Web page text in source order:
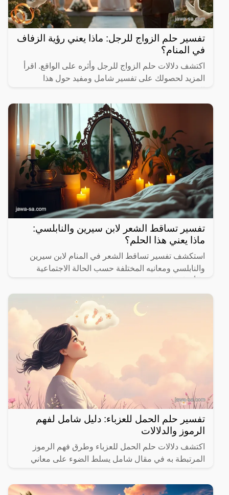
تفسير حلم الزواج للرجل: ماذا يعني رؤية الزفاف
في المنام؟
اكتشف دلالات حلم الزواج للرجل وأثره على الواقع. اقرأ
المزيد لحصولك على تفسير شامل ومفيد حول هذا
تفسير تساقط الشعر لابن سيرين والنابلسي:
ماذا يعني هذا الحلم؟
استكشف تفسير تساقط الشعر في المنام لابن سيرين
والنابلسي ومعانيه المختلفة حسب الحالة الاجتماعية
تفسير حلم الحمل للعزباء: دليل شامل لفهم
الرموز والدلالات
اكتشف دلالات حلم الحمل للعزباء وطرق فهم الرموز
المرتبطة به في مقال شامل يسلط الضوء على معاني